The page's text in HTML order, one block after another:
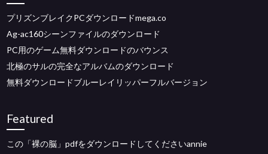
プリズンブレイクPCダウンロードmega.co
Ag-ac160シーンファイルのダウンロード
PC用のゲーム無料ダウンロードのバウンス
北極のサルの完全なアルバムのダウンロード
無料ダウンロードブルーレイリッパーフルバージョン
Featured
この「裸の脳」pdfをダウンロードしてくださいannie